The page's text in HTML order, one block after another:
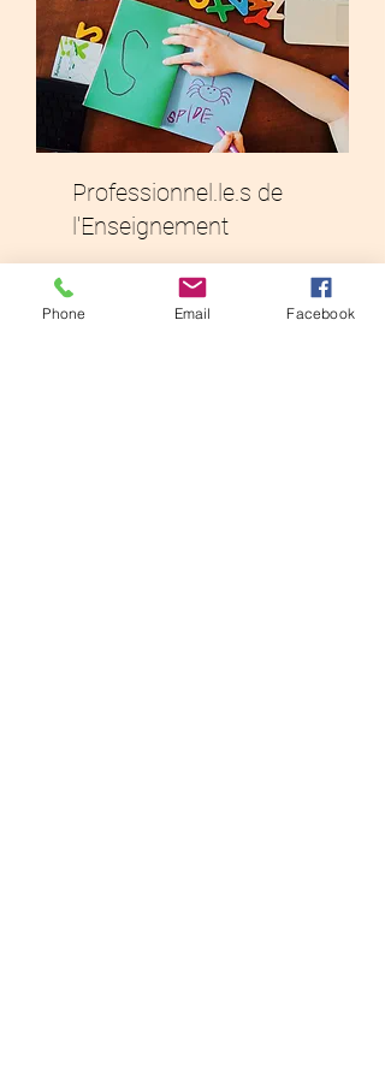
Professionnel.le.s de
l'Enseignement
Découvrir
Phone Email Facebook